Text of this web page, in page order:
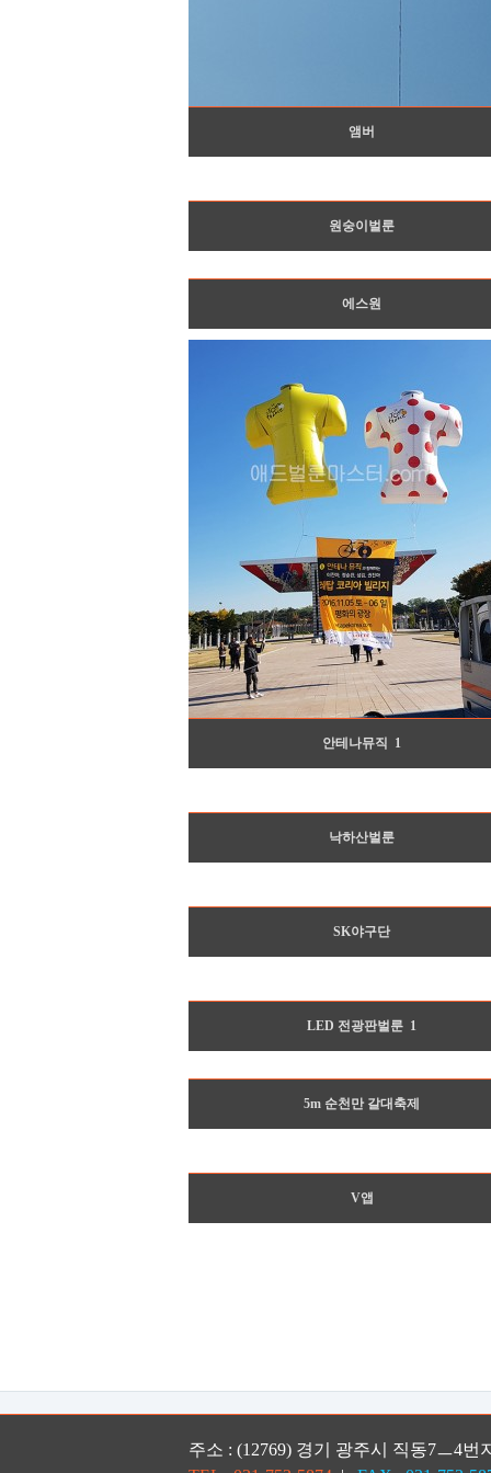
앰버
원숭이벌룬
에스원
안테나뮤직 1
낙하산벌룬
SK야구단
LED 전광판벌룬 1
5m 순천만 갈대축제
V앱
주소 : (12769) 경기 광주시 직동7ㅡ4번